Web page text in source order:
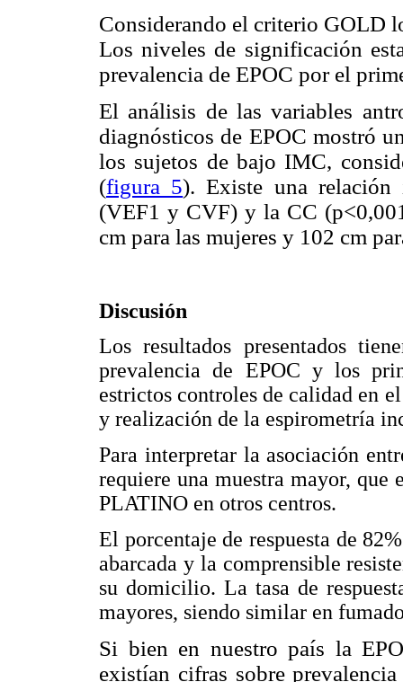
Considerando el criterio GOLD
Los niveles de significación
prevalencia de EPOC por el
El análisis de las variables
diagnósticos de EPOC mostró
los sujetos de bajo IMC,
(figura 5). Existe una relación
(VEF1 y CVF) y la CC
cm para las mujeres y 102 cm
Discusión
Los resultados presentados
prevalencia de EPOC y los
estrictos controles de calidad en
y realización de la espirometría
Para interpretar la asociación
requiere una muestra mayor, que
PLATINO en otros centros.
El porcentaje de respuesta de
abarcada y la comprensible
su domicilio. La tasa de
mayores, siendo similar en
Si bien en nuestro país la
existían cifras sobre